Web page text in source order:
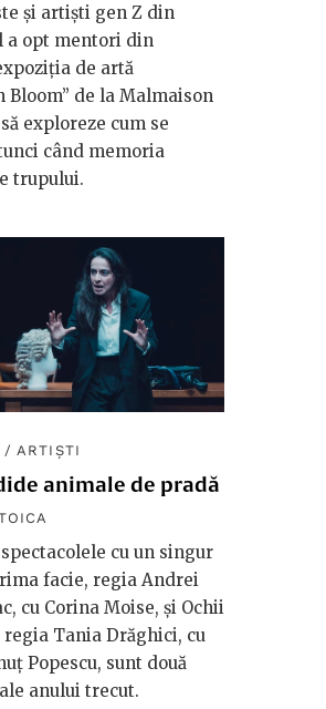
și artiști gen Z din
a opt mentori din
de artă
Bloom” de la Malmaison
exploreze cum se
când memoria
trupului.
/ARTIȘTI
animale de pradă
cu un singur
facie, regia Andrei
cu Corina Moise, și Ochii
regia Tania Drăghici, cu
Popescu, sunt două
anului trecut.